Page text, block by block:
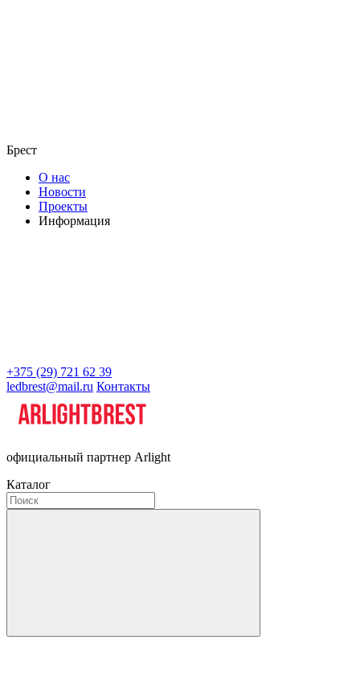
Брест
О нас
Новости
Проекты
Информация
+375 (29) 721 62 39
ledbrest@mail.ru Контакты
официальный партнер Arlight
Каталог